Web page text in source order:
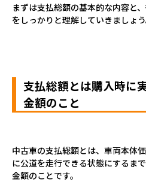
まずは支払総額の基本的な内容と
をしっかりと理解していきましょう
支払総額とは購入時に
金額のこと
中古車の支払総額とは、車両本体
に公道を走行できる状態にするま
金額のことです。